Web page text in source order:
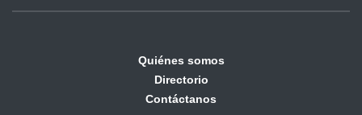
Quiénes somos
Directorio
Contáctanos